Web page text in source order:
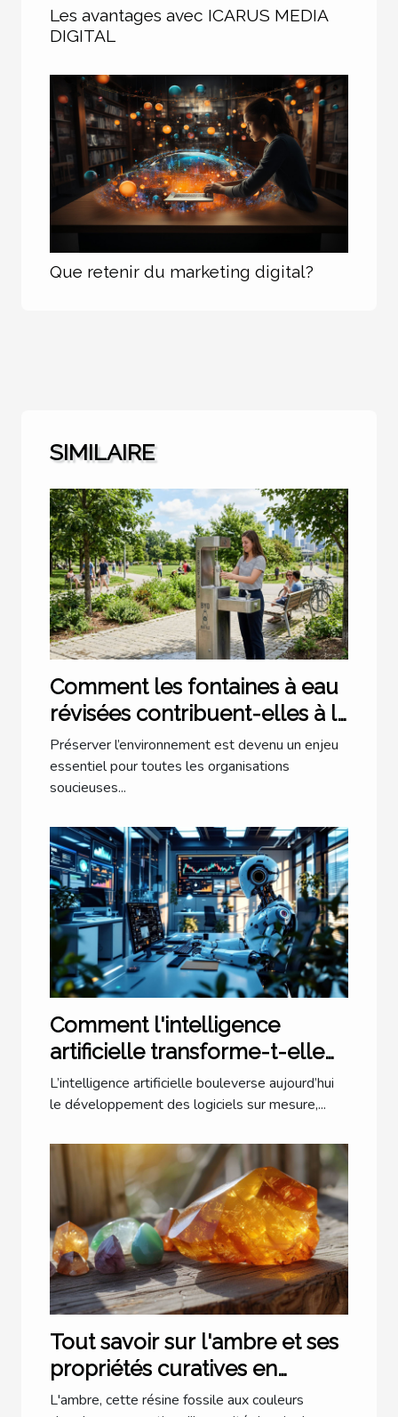
Les avantages avec ICARUS MEDIA
DIGITAL
Que retenir du marketing digital?
SIMILAIRE
Comment les fontaines à eau
révisées contribuent-elles à la
durabilité environnementale ?
Préserver l’environnement est devenu un enjeu
essentiel pour toutes les organisations
soucieuses...
Comment l'intelligence
artificielle transforme-t-elle
les logiciels sur mesure ?
L’intelligence artificielle bouleverse aujourd’hui
le développement des logiciels sur mesure,...
Tout savoir sur l'ambre et ses
propriétés curatives en
lithothérapie
L'ambre, cette résine fossile aux couleurs